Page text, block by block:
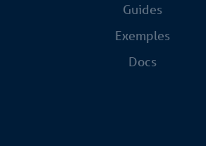
Guides
Exemples
Docs